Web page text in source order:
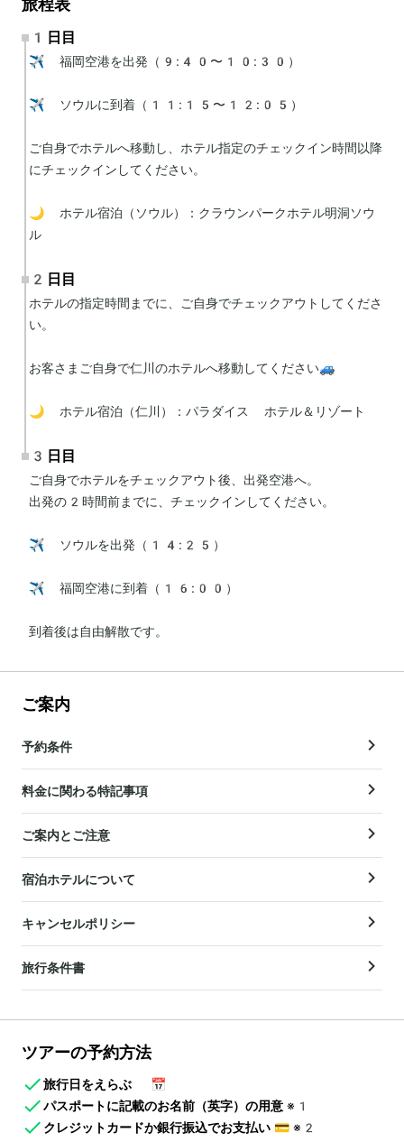
1日目
✈️ 福岡空港を出発（9:40〜10:30）
✈️ ソウルに到着（11:15〜12:05）
ご自身でホテルへ移動し、ホテル指定のチェックイン時間以降
にチェックインしてください。
🌙 ホテル宿泊（ソウル）：クラウンパークホテル明洞ソウ
ル
2日目
ホテルの指定時間までに、ご自身でチェックアウトしてくださ
い。
お客さまご自身で仁川のホテルへ移動してください🚙
🌙 ホテル宿泊（仁川）：パラダイス ホテル＆リゾート
3日目
ご自身でホテルをチェックアウト後、出発空港へ。
出発の2時間前までに、チェックインしてください。
✈️ ソウルを出発（14:25）
✈️ 福岡空港に到着（16:00）
到着後は自由解散です。
ご案内
予約条件
料金に関わる特記事項
ご案内とご注意
宿泊ホテルについて
キャンセルポリシー
旅行条件書
ツアーの予約方法
旅行日をえらぶ
📅
パスポートに記載のお名前（英字）の用意 ※1
クレジットカードか銀行振込でお支払い 💳 ※2